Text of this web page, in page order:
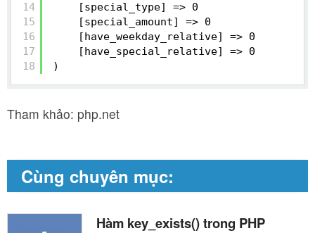
14
15
16
17
18
[special_type] => 0
[special_amount] => 0
[have_weekday_relative] => 0
[have_special_relative] => 0
)
Tham khảo: php.net
Cùng chuyên mục:
Hàm key_exists() trong PHP